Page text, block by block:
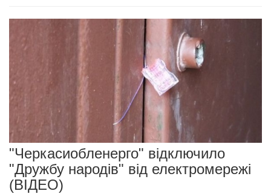
"Черкасиобленерго" відключило
"Дружбу народів" від електромережі
(ВІДЕО)